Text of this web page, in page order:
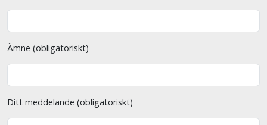
Ämne (obligatoriskt)
Ditt meddelande (obligatoriskt)